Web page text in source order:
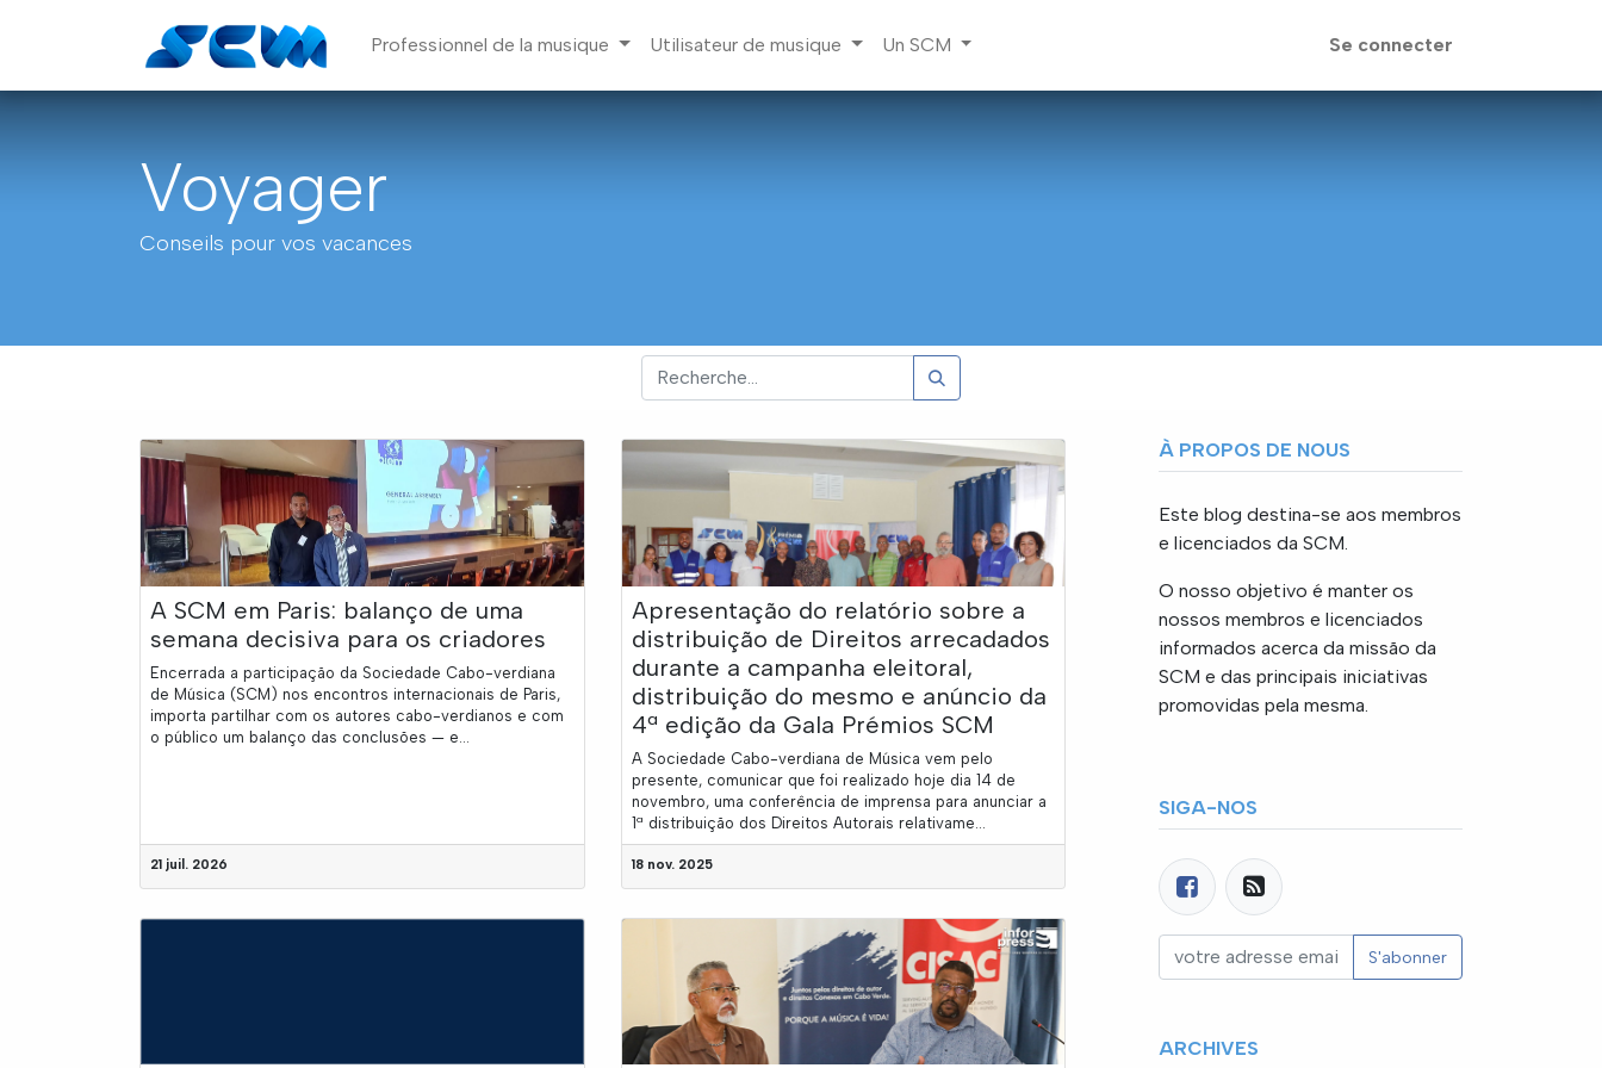
Professionnel de la musique Utilisateur de musique Un SCM Se connecter
Voyager
Conseils pour vos vacances
A SCM em Paris: balanço de uma
semana decisiva para os criadores
Encerrada a participação da Sociedade Cabo-verdiana
de Música (SCM) nos encontros internacionais de Paris,
importa partilhar com os autores cabo-verdianos e com
o público um balanço das conclusões — e...
21 juil. 2026
Apresentação do relatório sobre a
distribuição de Direitos arrecadados
durante a campanha eleitoral,
distribuição do mesmo e anúncio da
4ª edição da Gala Prémios SCM
A Sociedade Cabo-verdiana de Música vem pelo
presente, comunicar que foi realizado hoje dia 14 de
novembro, uma conferência de imprensa para anunciar a
1ª distribuição dos Direitos Autorais relativame...
18 nov. 2025
À PROPOS DE NOUS
Este blog destina-se aos membros
e licenciados da SCM.
O nosso objetivo é manter os
nossos membros e licenciados
informados acerca da missão da
SCM e das principais iniciativas
promovidas pela mesma.
SIGA-NOS
S'abonner
ARCHIVES